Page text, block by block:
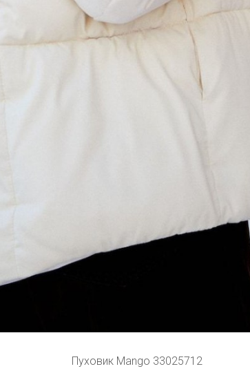
Пуховик Mango 33025712